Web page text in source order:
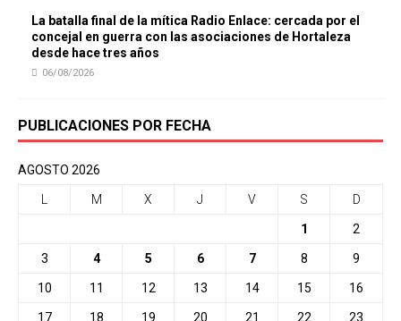
La batalla final de la mítica Radio Enlace: cercada por el
concejal en guerra con las asociaciones de Hortaleza
desde hace tres años
06/08/2026
PUBLICACIONES POR FECHA
AGOSTO 2026
M X J V S D
1 2
3 4 5 6 7 8 9
10 11 12 13 14 15 16
17 18 19 20 21 22 23